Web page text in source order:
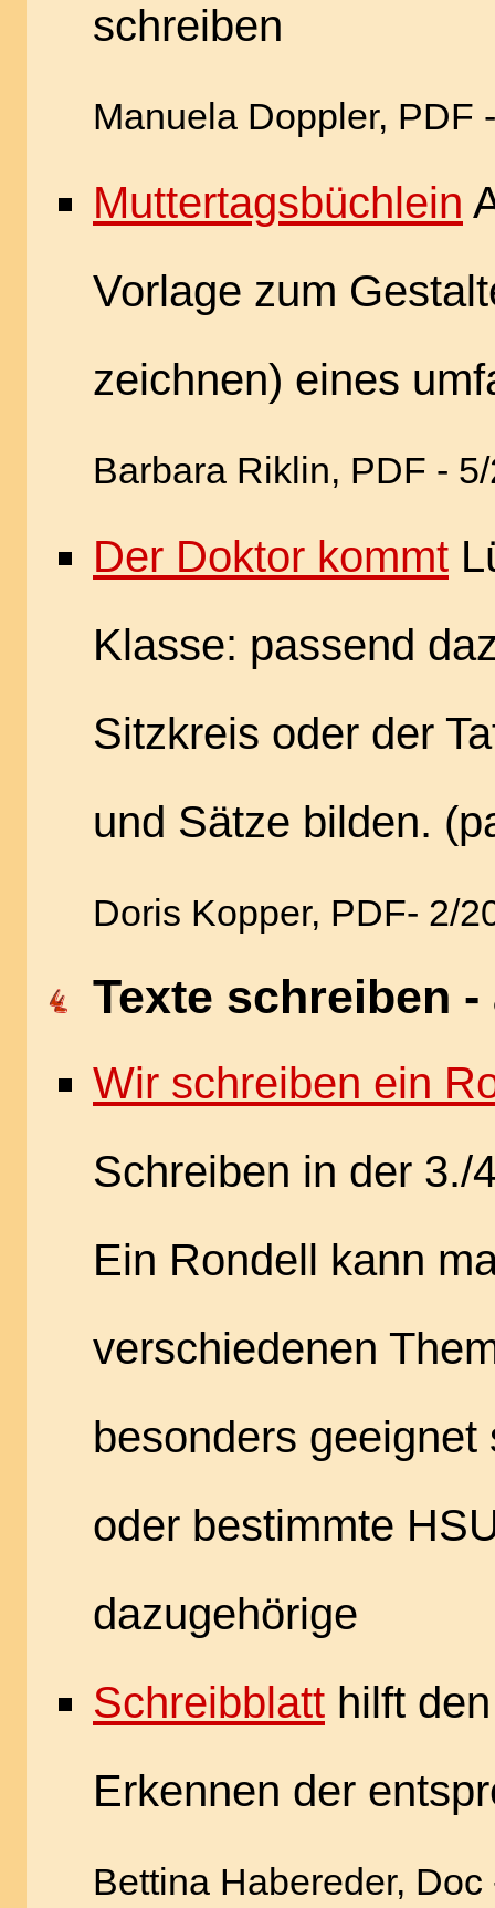
schreiben
Manuela Doppler, PDF
Muttertagsbüchlein
Vorlage zum
zeichnen) eines
Barbara Riklin, PDF -
Der Doktor kommt
Klasse: passend
Sitzkreis oder der
und Sätze bilden.
Doris Kopper, PDF- 2/
Texte schreiben
Wir schreiben ein
Schreiben in der 3./
Ein Rondell kann
verschiedenen
besonders
oder bestimmte
dazugehörige
Schreibblatt hilft
Erkennen der
Bettina Habereder, Doc